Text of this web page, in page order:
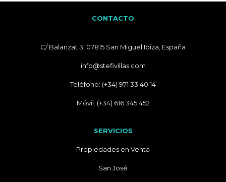
CONTACTO
C/ Balanzat 3, 07815 San Miguel Ibiza, España
info@stefivillas.com
Teléfono: (+34) 971 33 40 14
Móvil: (+34) 616 345 452
SERVICIOS
Propiedades en Venta
San José